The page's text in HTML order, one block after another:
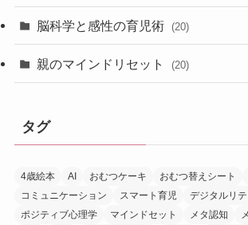
脳科学と感性の育児術 (20)
親のマインドリセット (20)
タグ
4歳絵本 AI おむつケーキ おむつ替えシート
コミュニケーション
スマート育児 デジタルリ
ポジティブ心理学
マインドセット メタ認知